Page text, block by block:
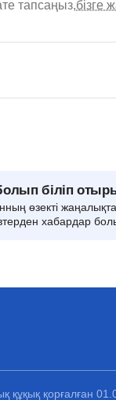
тапсаңыз,бізге
біліп
өзекті
хабардар
құқық қорғалған